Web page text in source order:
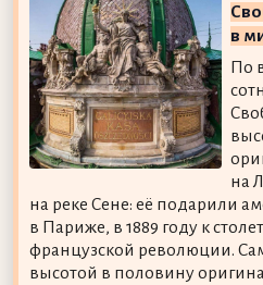
в
По
на
на реке Сене: её подарили
в Париже, в 1889 году к
французской революции.
высотой в половину